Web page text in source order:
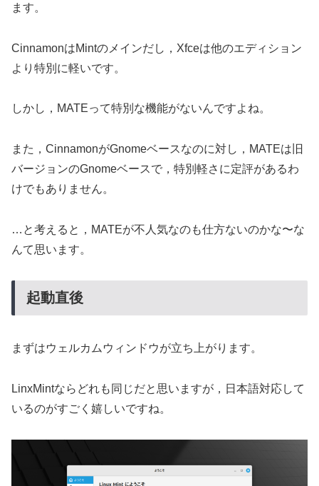
ます。
CinnamonはMintのメインだし，Xfceは他のエディション
より特別に軽いです。
しかし，MATEって特別な機能がないんですよね。
また，CinnamonがGnomeベースなのに対し，MATEは旧
バージョンのGnomeベースで，特別軽さに定評があるわ
けでもありません。
…と考えると，MATEが不人気なのも仕方ないのかな〜な
んて思います。
起動直後
まずはウェルカムウィンドウが立ち上がります。
LinxMintならどれも同じだと思いますが，日本語対応して
いるのがすごく嬉しいですね。